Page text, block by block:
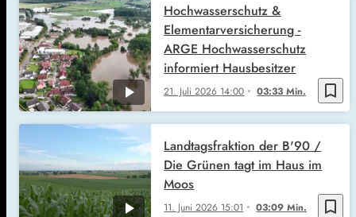
bookmark_border
21. Juli 2026 14:00 03:33 Min.
Hochwasserschutz &
Elementarversicherung -
ARGE Hochwasserschutz
informiert Hausbesitzer
bookmark_border
11. Juni 2026 15:01 03:09 Min.
Landtagsfraktion der B'90 /
Die Grünen tagt im Haus im
Moos